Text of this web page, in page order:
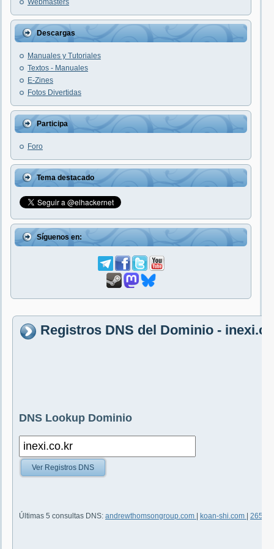
Webmasters
Descargas
Manuales y Tutoriales
Textos - Manuales
E-Zines
Fotos Divertidas
Participa
Foro
Tema destacado
Síguenos en:
Registros DNS del Dominio -
DNS Lookup Dominio
Ver Registros DNS
Últimas 5 consultas DNS: andrewthomsongroup.com koan-shi.com